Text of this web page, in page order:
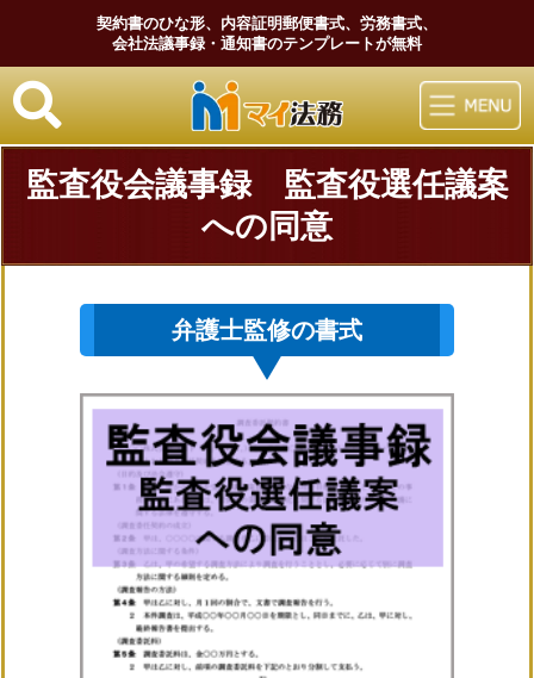
契約書のひな形、内容証明郵便書式、労務書式、
会社法議事録・通知書のテンプレートが無料
マイ法務
監査役会議事録 監査役選任議案
への同意
弁護士監修の書式